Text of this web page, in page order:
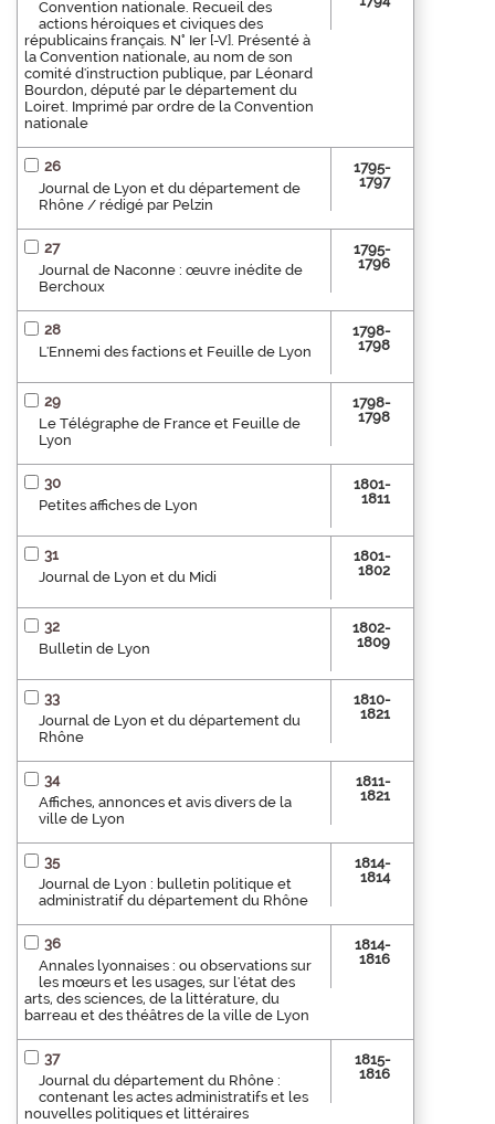
Convention nationale. Recueil des
actions héroiques et civiques des
républicains français. N° Ier [-V]. Présenté à
la Convention nationale, au nom de son
comité d'instruction publique, par Léonard
Bourdon, député par le département du
Loiret. Imprimé par ordre de la Convention
nationale
26
Journal de Lyon et du département de
Rhône / rédigé par Pelzin
1795-
1797
27
Journal de Naconne : œuvre inédite de
Berchoux
1795-
1796
28
L'Ennemi des factions et Feuille de Lyon
1798-
1798
29
Le Télégraphe de France et Feuille de
Lyon
1798-
1798
30
Petites affiches de Lyon
1801-
1811
31
Journal de Lyon et du Midi
1801-
1802
32
Bulletin de Lyon
1802-
1809
33
Journal de Lyon et du département du
Rhône
1810-
1821
34
Affiches, annonces et avis divers de la
ville de Lyon
1811-
1821
35
Journal de Lyon : bulletin politique et
administratif du département du Rhône
1814-
1814
36
Annales lyonnaises : ou observations sur
les mœurs et les usages, sur l'état des
arts, des sciences, de la littérature, du
barreau et des théâtres de la ville de Lyon
1814-
1816
37
Journal du département du Rhône :
contenant les actes administratifs et les
nouvelles politiques et littéraires
1815-
1816